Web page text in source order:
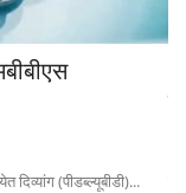
दिव्यांग (पीडब्ल्यूबीडी)...